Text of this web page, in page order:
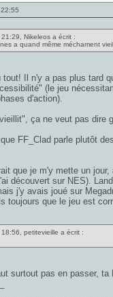
Nikeleos a écrit :
a quand même méchament
tout! Il n'y a pas plus tard
(le jeu
d'action).
ça ne veut pas dire
FF_Clad parle plutôt
que je m'y mette un
découvert sur NES).
j'y avais joué sur
toujours que le jeu est
petitevieille a écrit :
surtout pas en passer,